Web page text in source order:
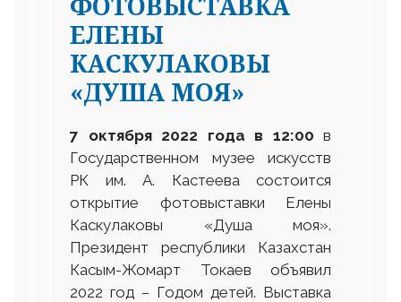
ЕЛЕНЫ
КАСКУЛАКОВЫ
«ДУША МОЯ»
7 октября 2022 года в 12:00 в
Государственном музее искусств
РК им. А. Кастеева состоится
открытие фотовыставки Елены
Каскулаковы «Душа моя».
Президент республики Казахстан
Касым-Жомарт Токаев объявил
2022 год – Годом детей. Выставка